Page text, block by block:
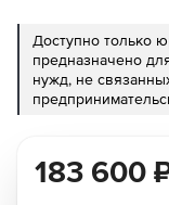
Доступно только
предназначено
нужд, не
183 600